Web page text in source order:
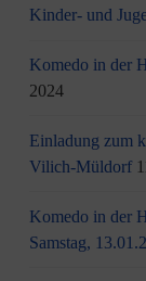
Kinder- und
Komedo in der
2024
Einladung zum
Vilich-Müldorf
Komedo in der
Samstag,